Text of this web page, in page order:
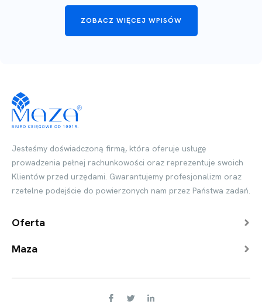
ZOBACZ WIĘCEJ WPISÓW
Jesteśmy doświadczoną firmą, która oferuje usługę
prowadzenia pełnej rachunkowości oraz reprezentuje swoich
Klientów przed urzędami. Gwarantujemy profesjonalizm oraz
rzetelne podejście do powierzonych nam przez Państwa zadań.
Oferta
Maza